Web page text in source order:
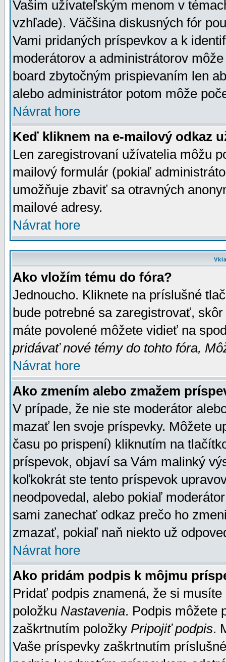
Vašim užívateľským menom v
vzhľade). Väčšina diskusných fór
Vami pridaných príspevkov a k
moderátorov a administrátorov
board zbytočným prispievaním len
alebo administrátor potom môže
Návrat hore
Keď kliknem na e-mailový odkaz
Len zaregistrovaní užívatelia môžu
mailový formulár (pokiaľ
umožňuje zbaviť sa otravných
mailové adresy.
Návrat hore
Ako vložím tému do fóra?
Jednoucho. Kliknete na príslušné
bude potrebné sa zaregistrovať,
máte povolené môžete vidieť na
pridávať nové témy do tohto fóra,
Návrat hore
Ako zmením alebo zmažem
V prípade, že nie ste moderátor
mazať len svoje príspevky. Môžete
času po prispení) kliknutím na
príspevok, objaví sa Vám malinký
koľkokrát ste tento príspevok
neodpovedal, alebo pokiaľ
sami zanechať odkaz prečo ho
zmazať, pokiaľ naň niekto už
Návrat hore
Ako pridám podpis k môjmu
Pridať podpis znamená, že si
položku Nastavenia. Podpis môžete
zaškrtnutím položky Pripojiť podpis.
Vaše príspevky zaškrtnutím